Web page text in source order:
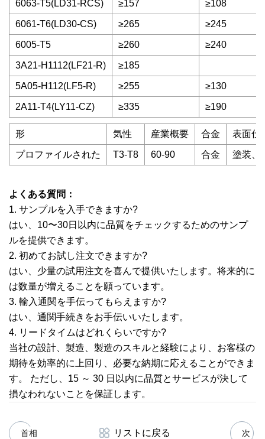
6063-T5(LD31-RCS) ≥157 ≥108
6061-T6(LD30-CS) ≥265 ≥245
6005-T5 ≥260 ≥240
3A21-H1112(LF21-R) ≥185
5A05-H112(LF5-R) ≥255 ≥130
2A11-T4(LY11-CZ) ≥335 ≥190
形 気性 産業概要 合金 表面仕
プロファイルされた T3-T8 60-90 合金 塗装、
よくある質問：
1. サンプルを入手できますか?
はい、10〜30日以内に品質をチェックするためのサンプ
ルを提供できます。
2. 初めてお試し注文できますか?
はい、少量の試用注文を喜んで提供いたします。将来的に
は数量が増えることを願っています。
3. 輸入通関を手伝ってもらえますか?
はい、通関手続きをお手伝いいたします。
4. リードタイムはどれくらいですか?
当社の設計、製造、製造のスキルと経験により、お客様の
期待を効率的に上回り、必要な納期に応えることができま
す。 ただし、15 ～ 30 日以内に品質とサービスが決して
損なわれないことを保証します。
首相 リストに戻る 次